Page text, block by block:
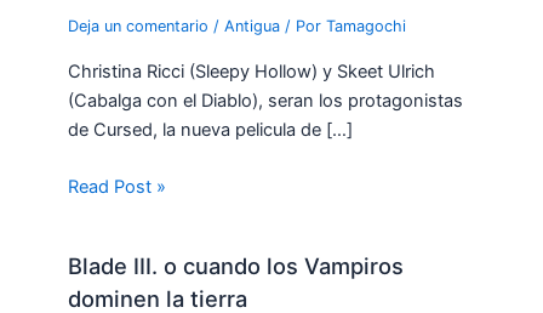
Deja un comentario /Antigua / PorTamagochi
Christina Ricci (Sleepy Hollow) y Skeet Ulrich
(Cabalga con el Diablo), seran los protagonistas
de Cursed, la nueva pelicula de […]
Read Post »
Blade III. o cuando los Vampiros
dominen la tierra